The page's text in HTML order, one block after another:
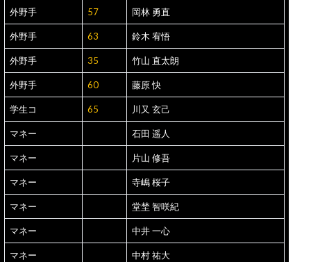
外野手 57 岡林 勇直
外野手 63 鈴木 宥悟
外野手 35 竹山 直太朗
外野手 60 藤原 快
学生コ 65 川又 玄己
マネー 石田 遥人
マネー 片山 修吾
マネー 寺嶋 桜子
マネー 堂埜 智咲紀
マネー 中井 一心
マネー 中村 祐大